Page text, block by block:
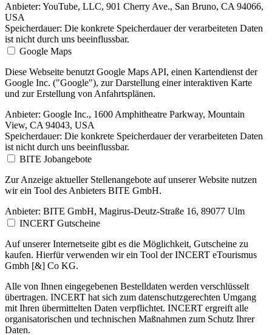
Anbieter: YouTube, LLC, 901 Cherry Ave., San Bruno, CA 94066,
USA
Speicherdauer: Die konkrete Speicherdauer der verarbeiteten Daten
ist nicht durch uns beeinflussbar.
Google Maps
Diese Webseite benutzt Google Maps API, einen Kartendienst der
Google Inc. ("Google"), zur Darstellung einer interaktiven Karte
und zur Erstellung von Anfahrtsplänen.
Anbieter: Google Inc., 1600 Amphitheatre Parkway, Mountain
View, CA 94043, USA
Speicherdauer: Die konkrete Speicherdauer der verarbeiteten Daten
ist nicht durch uns beeinflussbar.
BITE Jobangebote
Zur Anzeige aktueller Stellenangebote auf unserer Website nutzen
wir ein Tool des Anbieters BITE GmbH.
Anbieter: BITE GmbH, Magirus-Deutz-Straße 16, 89077 Ulm
INCERT Gutscheine
Auf unserer Internetseite gibt es die Möglichkeit, Gutscheine zu
kaufen. Hierfür verwenden wir ein Tool der INCERT eTourismus
Gmbh [&] Co KG.
Alle von Ihnen eingegebenen Bestelldaten werden verschlüsselt
übertragen. INCERT hat sich zum datenschutzgerechten Umgang
mit Ihren übermittelten Daten verpflichtet. INCERT ergreift alle
organisatorischen und technischen Maßnahmen zum Schutz Ihrer
Daten.